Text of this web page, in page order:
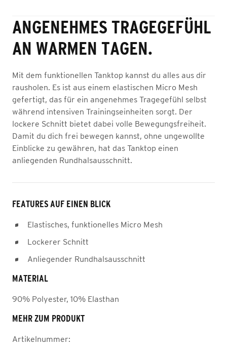
ANGENEHMES TRAGEGEFÜHL
AN WARMEN TAGEN.
Mit dem funktionellen Tanktop kannst du alles aus dir
rausholen. Es ist aus einem elastischen Micro Mesh
gefertigt, das für ein angenehmes Tragegefühl selbst
während intensiven Trainingseinheiten sorgt. Der
lockere Schnitt bietet dabei volle Bewegungsfreiheit.
Damit du dich frei bewegen kannst, ohne ungewollte
Einblicke zu gewähren, hat das Tanktop einen
anliegenden Rundhalsausschnitt.
FEATURES AUF EINEN BLICK
Elastisches, funktionelles Micro Mesh
Lockerer Schnitt
Anliegender Rundhalsausschnitt
MATERIAL
90% Polyester, 10% Elasthan
MEHR ZUM PRODUKT
Artikelnummer: